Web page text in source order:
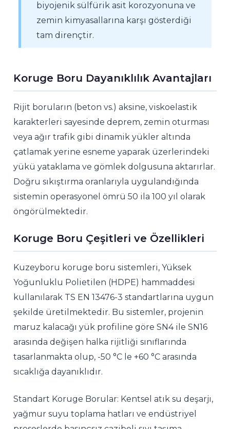
biyojenik sülfürik asit korozyonuna ve
zemin kimyasallarına karşı gösterdiği
tam dirençtir.
Koruge Boru Dayanıklılık Avantajları
Rijit boruların (beton vs.) aksine, viskoelastik
karakterleri sayesinde deprem, zemin oturması
veya ağır trafik gibi dinamik yükler altında
çatlamak yerine esneme yaparak üzerlerindeki
yükü yataklama ve gömlek dolgusuna aktarırlar.
Doğru sıkıştırma oranlarıyla uygulandığında
sistemin operasyonel ömrü 50 ila 100 yıl olarak
öngörülmektedir.
Koruge Boru Çeşitleri ve Özellikleri
Kuzeyboru koruge boru sistemleri, Yüksek
Yoğunluklu Polietilen (HDPE) hammaddesi
kullanılarak TS EN 13476-3 standartlarına uygun
şekilde üretilmektedir. Bu sistemler, projenin
maruz kalacağı yük profiline göre SN4 ile SN16
arasında değişen halka rijitliği sınıflarında
tasarlanmakta olup, -50 °C le +60 °C arasında
sıcaklığa dayanıklıdır.
Standart Koruge Borular: Kentsel atık su deşarjı,
yağmur suyu toplama hatları ve endüstriyel